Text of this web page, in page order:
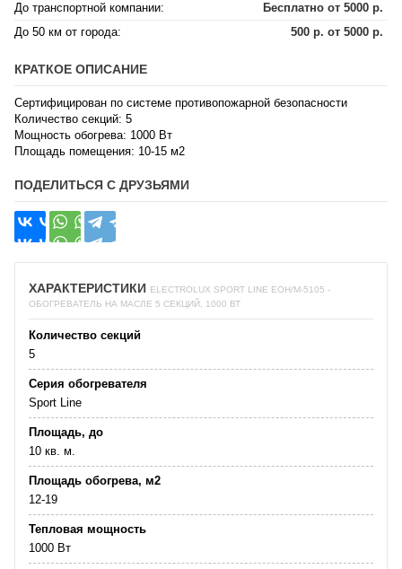
До транспортной компании:
Бесплатно от 5000 р.
До 50 км от города:
500 р. от 5000 р.
КРАТКОЕ ОПИСАНИЕ
Сертифицирован по системе противопожарной безопасности
Количество секций: 5
Мощность обогрева: 1000 Вт
Площадь помещения: 10-15 м2
ПОДЕЛИТЬСЯ С ДРУЗЬЯМИ
ХАРАКТЕРИСТИКИ ELECTROLUX SPORT LINE EOH/M-5105 -
ОБОГРЕВАТЕЛЬ НА МАСЛЕ 5 СЕКЦИЙ, 1000 ВТ
Количество секций
5
Серия обогревателя
Sport Line
Площадь, до
10 кв. м.
Площадь обогрева, м2
12-19
Тепловая мощность
1000 Вт